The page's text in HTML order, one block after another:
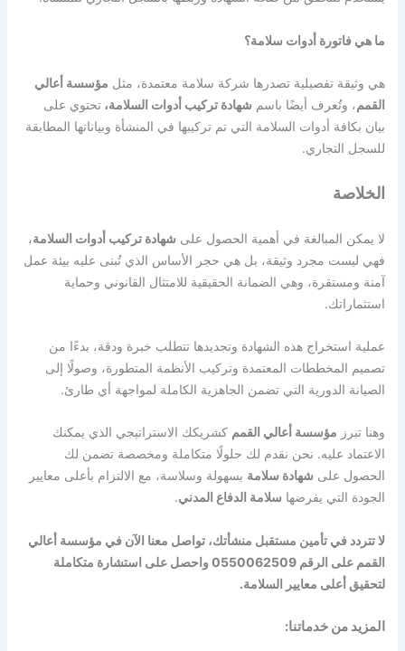
ما هي فاتورة أدوات سلامة؟
هي وثيقة تفصيلية تصدرها شركة سلامة معتمدة، مثل مؤسسة أعالي
القمم، وتُعرف أيضًا باسم شهادة تركيب أدوات السلامة،تحتوي على
بيان بكافة أدوات السلامة التي تم تركيبها في المنشأة وبياناتها المطابقة
للسجل التجاري.
الخلاصة
لا يمكن المبالغة في أهمية الحصول على شهادة تركيب أدوات السلامة،
فهي ليست مجرد وثيقة، بل هي حجر الأساس الذي تُبنى عليه بيئة عمل
آمنة ومستقرة، وهي الضمانة الحقيقية للامتثال القانوني وحماية
استثماراتك.
عملية استخراج هذه الشهادة وتجديدها تتطلب خبرة ودقة، بدءًا من
تصميم المخططات المعتمدة وتركيب الأنظمة المتطورة، وصولًا إلى
الصيانة الدورية التي تضمن الجاهزية الكاملة لمواجهة أي طارئ.
وهنا تبرز مؤسسة أعالي القمم كشريكك الاستراتيجي الذي يمكنك
الاعتماد عليه. نحن نقدم لك حلولًا متكاملة ومخصصة تضمن لك
الحصول على شهادة سلامة بسهولة وسلاسة، مع الالتزام بأعلى معايير
الجودة التي يفرضها سلامة الدفاع المدني.
لا تتردد في تأمين مستقبل منشأتك، تواصل معنا الآن في مؤسسة أعالي
القمم على الرقم 0550062509 واحصل على استشارة متكاملة
لتحقيق أعلى معايير السلامة.
المزيد من خدماتنا: